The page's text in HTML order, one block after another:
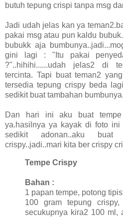
butuh tepung crispi tanpa msg
Jadi udah jelas kan ya
pakai msg atau pun kaldu
bubukk aja
gini lagi : "Itu pakai
?"..hihihi......udah jelas2 di
tercinta. Tapi buat teman2
tersedia tepung crispy beda
sedikit buat tambahan bumbunya.
Dan hari ini aku buat
ya.hasilnya ya kayak di foto ini
sedikit adonan..aku
crispy..jadi..mari kita ber crispy
Tempe Crispy
Bahan :
1 papan tempe, potong
100 gram tepung
secukupnya kira2 100 ml,